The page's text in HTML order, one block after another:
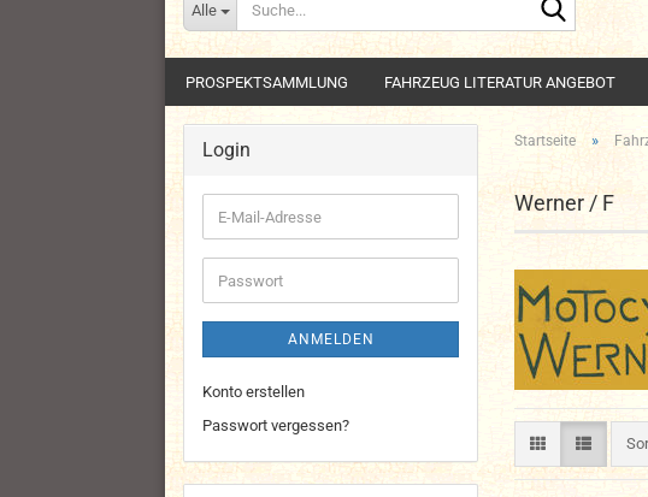
Alle
PROSPEKTSAMMLUNG FAHRZEUG LITERATUR ANGEBOT
Startseite »
Werner / F
Login
E-
Mail-
Adresse
Passwort
ANMELDEN
Konto erstellen
Passwort vergessen?